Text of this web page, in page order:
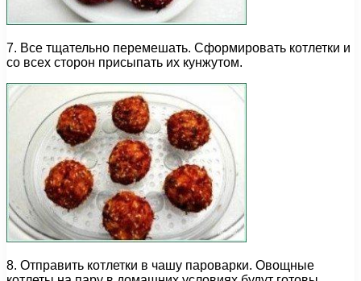
7. Все тщательно перемешать. Сформировать котлетки и
со всех сторон присыпать их кунжутом.
8. Отправить котлетки в чашу пароварки. Овощные